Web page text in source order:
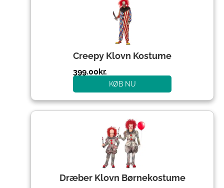
Creepy Klovn Kostume
399.00kr.
KØB NU
Dræber Klovn Børnekostume